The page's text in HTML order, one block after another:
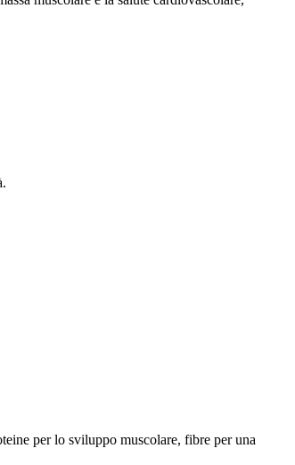
per lo sviluppo muscolare, fibre per una